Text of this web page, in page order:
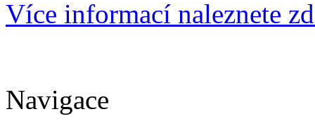
Více informací naleznete
Navigace